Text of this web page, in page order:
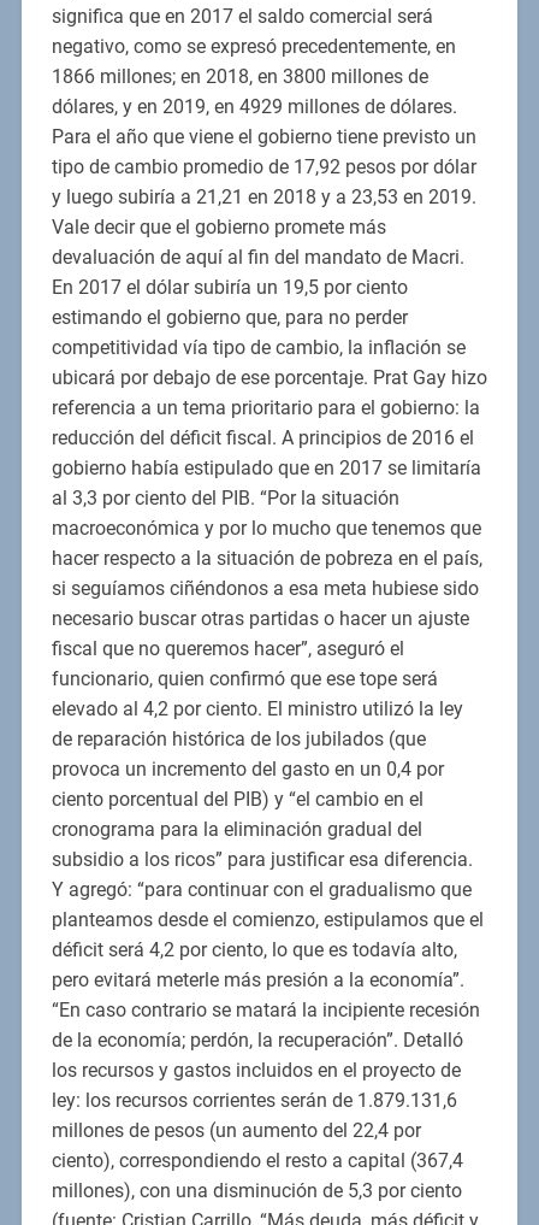
significa que en 2017 el saldo comercial será
negativo, como se expresó precedentemente, en
1866 millones; en 2018, en 3800 millones de
dólares, y en 2019, en 4929 millones de dólares.
Para el año que viene el gobierno tiene previsto un
tipo de cambio promedio de 17,92 pesos por dólar
y luego subiría a 21,21 en 2018 y a 23,53 en 2019.
Vale decir que el gobierno promete más
devaluación de aquí al fin del mandato de Macri.
En 2017 el dólar subiría un 19,5 por ciento
estimando el gobierno que, para no perder
competitividad vía tipo de cambio, la inflación se
ubicará por debajo de ese porcentaje. Prat Gay hizo
referencia a un tema prioritario para el gobierno: la
reducción del déficit fiscal. A principios de 2016 el
gobierno había estipulado que en 2017 se limitaría
al 3,3 por ciento del PIB. “Por la situación
macroeconómica y por lo mucho que tenemos que
hacer respecto a la situación de pobreza en el país,
si seguíamos ciñéndonos a esa meta hubiese sido
necesario buscar otras partidas o hacer un ajuste
fiscal que no queremos hacer”, aseguró el
funcionario, quien confirmó que ese tope será
elevado al 4,2 por ciento. El ministro utilizó la ley
de reparación histórica de los jubilados (que
provoca un incremento del gasto en un 0,4 por
ciento porcentual del PIB) y “el cambio en el
cronograma para la eliminación gradual del
subsidio a los ricos” para justificar esa diferencia.
Y agregó: “para continuar con el gradualismo que
planteamos desde el comienzo, estipulamos que el
déficit será 4,2 por ciento, lo que es todavía alto,
pero evitará meterle más presión a la economía”.
“En caso contrario se matará la incipiente recesión
de la economía; perdón, la recuperación”. Detalló
los recursos y gastos incluidos en el proyecto de
ley: los recursos corrientes serán de 1.879.131,6
millones de pesos (un aumento del 22,4 por
ciento), correspondiendo el resto a capital (367,4
millones), con una disminución de 5,3 por ciento